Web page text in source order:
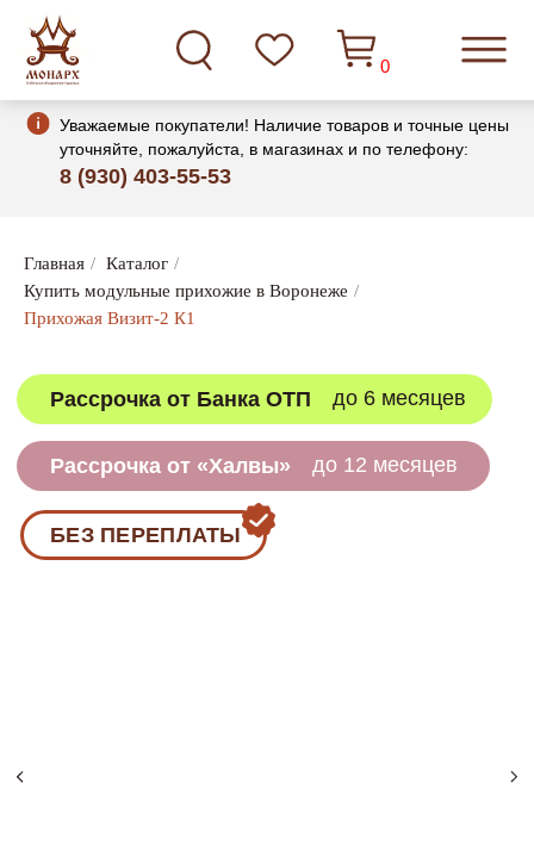
Уважаемые покупатели! Наличие товаров и точные цены
уточняйте, пожалуйста, в магазинах и по телефону:
8 (930) 403-55-53
Главная / Каталог /
Купить модульные прихожие в Воронеже /
Прихожая Визит-2 К1
Рассрочка от Банка ОТП
Рассрочка от «Халвы»
до 6 месяцев